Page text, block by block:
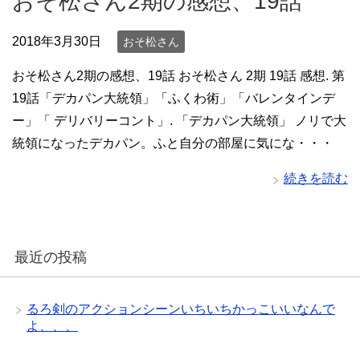
2018年3月30日 おそ松さん
おそ松さん2期の感想、19話 おそ松さん 2期 19話 感想. 第
19話「デカパン大統領」「ふくわ術」「バレンタインデ
ー」「 デリバリーコント」. 「デカパン大統領」 ノリで大
統領になったデカパン。ふと自分の部屋に気にな・・・
続きを読む
最近の投稿
るろ剣のアクションシーンいちいちかっこいいなんで
よ、、、